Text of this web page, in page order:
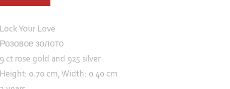
Lock Your Love
Розовое золото
9 ct rose gold and 925 silver
Height: 0.70 cm, Width: 0.40 cm